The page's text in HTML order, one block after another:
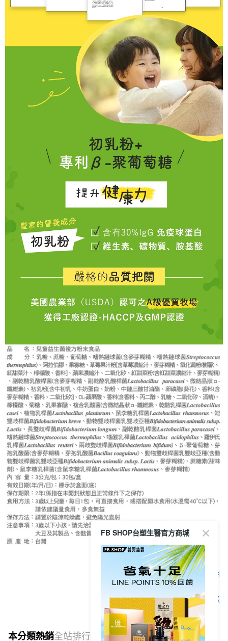
顯示電腦版詳細說明
客服
本分類熱銷全站排行
FB SHOP台塑生醫官方商城